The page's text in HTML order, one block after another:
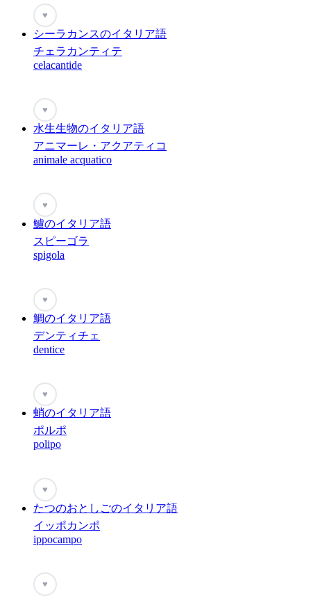
♥
シーラカンスのイタリア語
チェラカンティテ
celacantide
♥
水生生物のイタリア語
アニマーレ・アクアティコ
animale acquatico
♥
鱸のイタリア語
スピーゴラ
spigola
♥
鯛のイタリア語
デンティチェ
dentice
♥
蛸のイタリア語
ポルポ
polipo
♥
たつのおとしごのイタリア語
イッポカンポ
ippocampo
♥